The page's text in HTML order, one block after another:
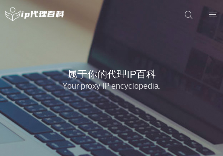
属于你的代理IP百科
Your proxy IP encyclopedia.